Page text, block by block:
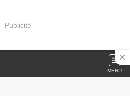
Publicité
MENU